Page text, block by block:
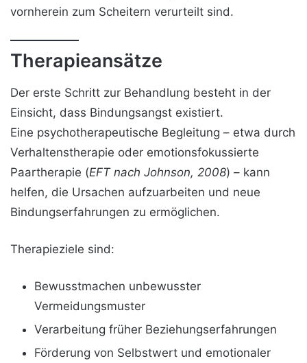
vornherein zum Scheitern verurteilt sind.
Therapieansätze
Der erste Schritt zur Behandlung besteht in der
Einsicht, dass Bindungsangst existiert.
Eine psychotherapeutische Begleitung – etwa durch
Verhaltenstherapie oder emotionsfokussierte
Paartherapie (EFT nach Johnson, 2008) – kann
helfen, die Ursachen aufzuarbeiten und neue
Bindungserfahrungen zu ermöglichen.
Therapieziele sind:
Bewusstmachen unbewusster
Vermeidungsmuster
Verarbeitung früher Beziehungserfahrungen
Förderung von Selbstwert und emotionaler